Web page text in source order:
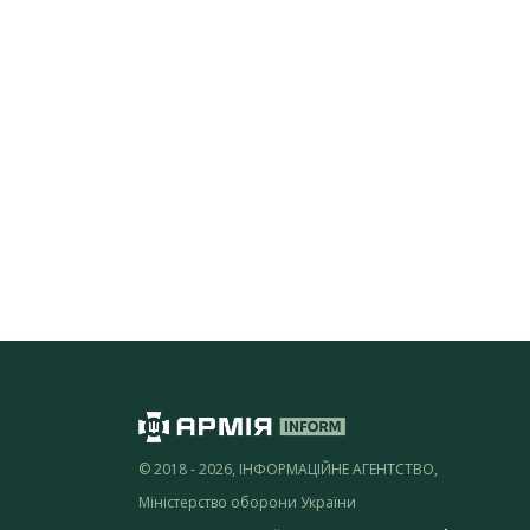
© 2018 - 2026, ІНФОРМАЦІЙНЕ АГЕНТСТВО,
Міністерство оборони України